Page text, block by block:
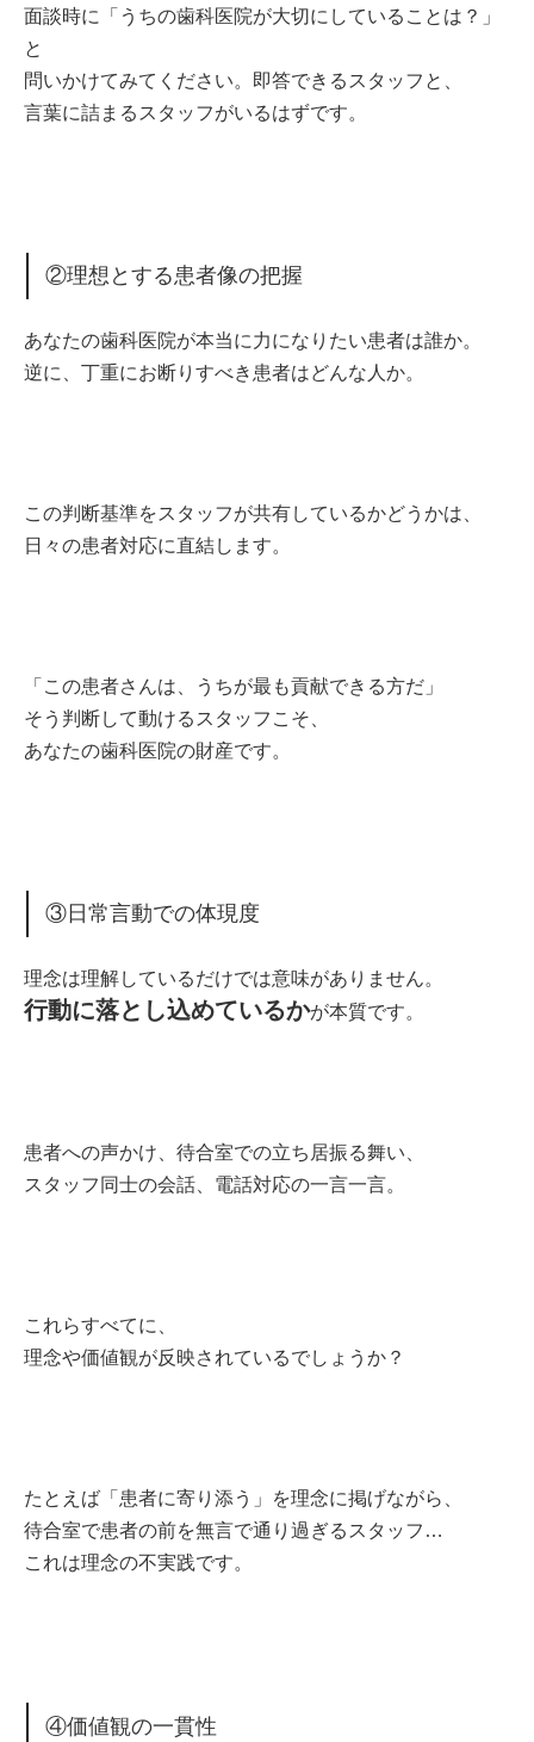
面談時に「うちの歯科医院が大切にしていることは？」
と
問いかけてみてください。即答できるスタッフと、
言葉に詰まるスタッフがいるはずです。
②理想とする患者像の把握
あなたの歯科医院が本当に力になりたい患者は誰か。
逆に、丁重にお断りすべき患者はどんな人か。
この判断基準をスタッフが共有しているかどうかは、
日々の患者対応に直結します。
「この患者さんは、うちが最も貢献できる方だ」
そう判断して動けるスタッフこそ、
あなたの歯科医院の財産です。
③日常言動での体現度
理念は理解しているだけでは意味がありません。
行動に落とし込めているかが本質です。
患者への声かけ、待合室での立ち居振る舞い、
スタッフ同士の会話、電話対応の一言一言。
これらすべてに、
理念や価値観が反映されているでしょうか？
たとえば「患者に寄り添う」を理念に掲げながら、
待合室で患者の前を無言で通り過ぎるスタッフ…
これは理念の不実践です。
④価値観の一貫性